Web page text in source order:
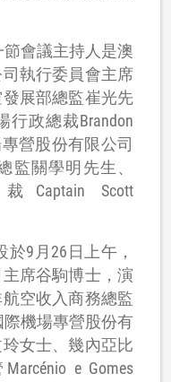
節會議主持人是澳
執行委員會主席
展部總監崔光先
政總裁Brandon
營股份有限公司
監關學明先生、
Captain Scott
於9月26日上午，
席谷駒博士，演
空收入商務總監
際機場專營股份有
女士、幾內亞比
e Gomes